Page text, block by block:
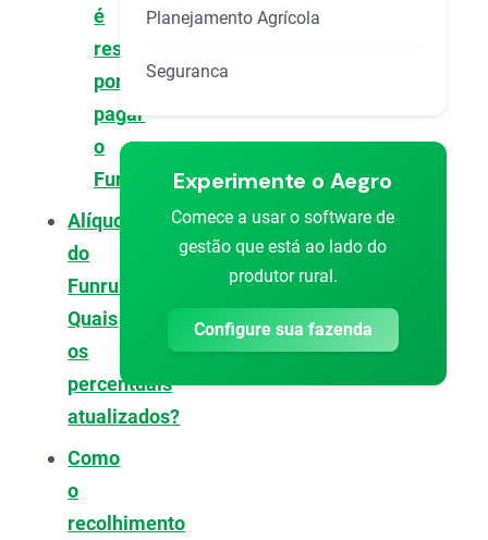
é
responsável
por
pagar
o
Funrural?
Alíquotas
do
Funrural:
Quais
os
percentuais
atualizados?
Como
o
recolhimento
Planejamento Agrícola
Seguranca
Experimente o Aegro
Comece a usar o software de
gestão que está ao lado do
produtor rural.
Configure sua fazenda